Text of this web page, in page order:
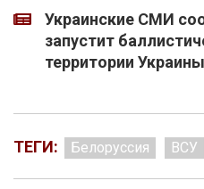
Украинские СМИ
запустит
территории Украины
ТЕГИ: Белоруссия ВСУ